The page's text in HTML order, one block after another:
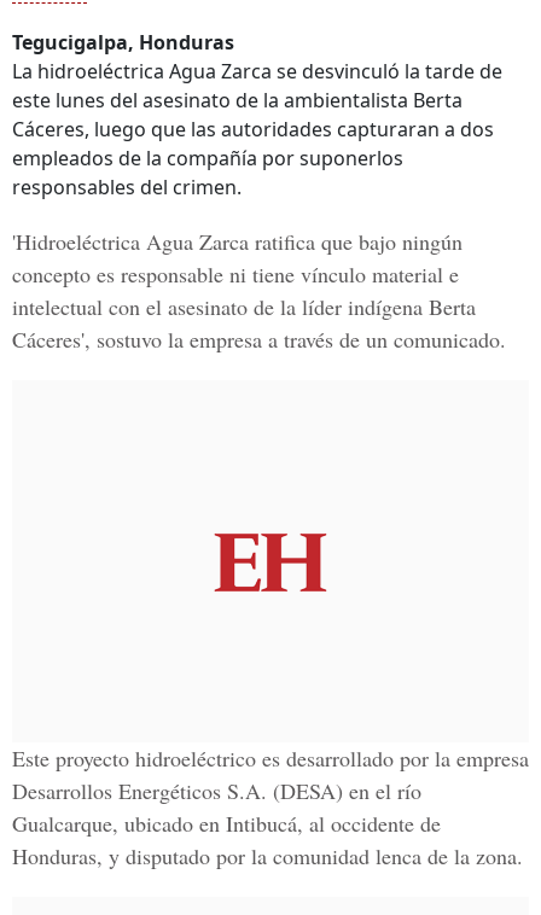
Tegucigalpa, Honduras
La hidroeléctrica Agua Zarca se desvinculó la tarde de
este lunes del asesinato de la ambientalista Berta
Cáceres, luego que las autoridades capturaran a dos
empleados de la compañía por suponerlos
responsables del crimen.
'Hidroeléctrica Agua Zarca ratifica que bajo ningún
concepto es responsable ni tiene vínculo material e
intelectual con el asesinato de la líder indígena Berta
Cáceres', sostuvo la empresa a través de un comunicado.
Este proyecto hidroeléctrico es desarrollado por la empresa
Desarrollos Energéticos S.A. (DESA) en el río
Gualcarque, ubicado en Intibucá, al occidente de
Honduras, y disputado por la comunidad lenca de la zona.